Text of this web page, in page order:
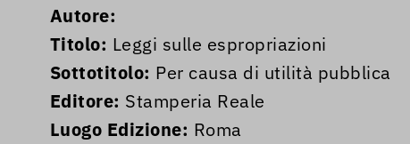
Autore:
Titolo: Leggi sulle espropriazioni
Sottotitolo: Per causa di utilità pubblica
Editore: Stamperia Reale
Luogo Edizione: Roma